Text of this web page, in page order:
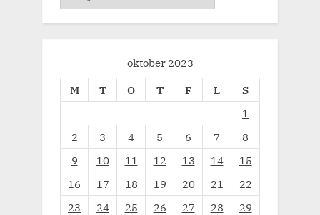
oktober 2023
M
T O T F L
S
1
2
3 4 5 6 7
8
9
10 11 12 13 14
15
16
17 18 19 20 21
22
23
24 25 26 27 28
29